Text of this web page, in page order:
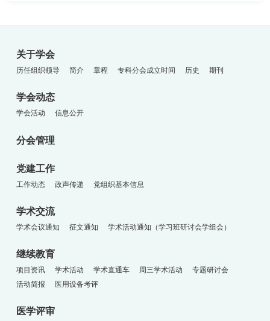
关于学会
历任组织领导 简介 章程 专科分会成立时间 历史 期刊
学会动态
学会活动 信息公开
分会管理
党建工作
工作动态 政声传递 党组织基本信息
学术交流
学术会议通知 征文通知 学术活动通知（学习班研讨会学组会）
继续教育
项目资讯 学术活动 学术直通车 周三学术活动
专题研讨会
活动简报
医用设备考评
医学评审